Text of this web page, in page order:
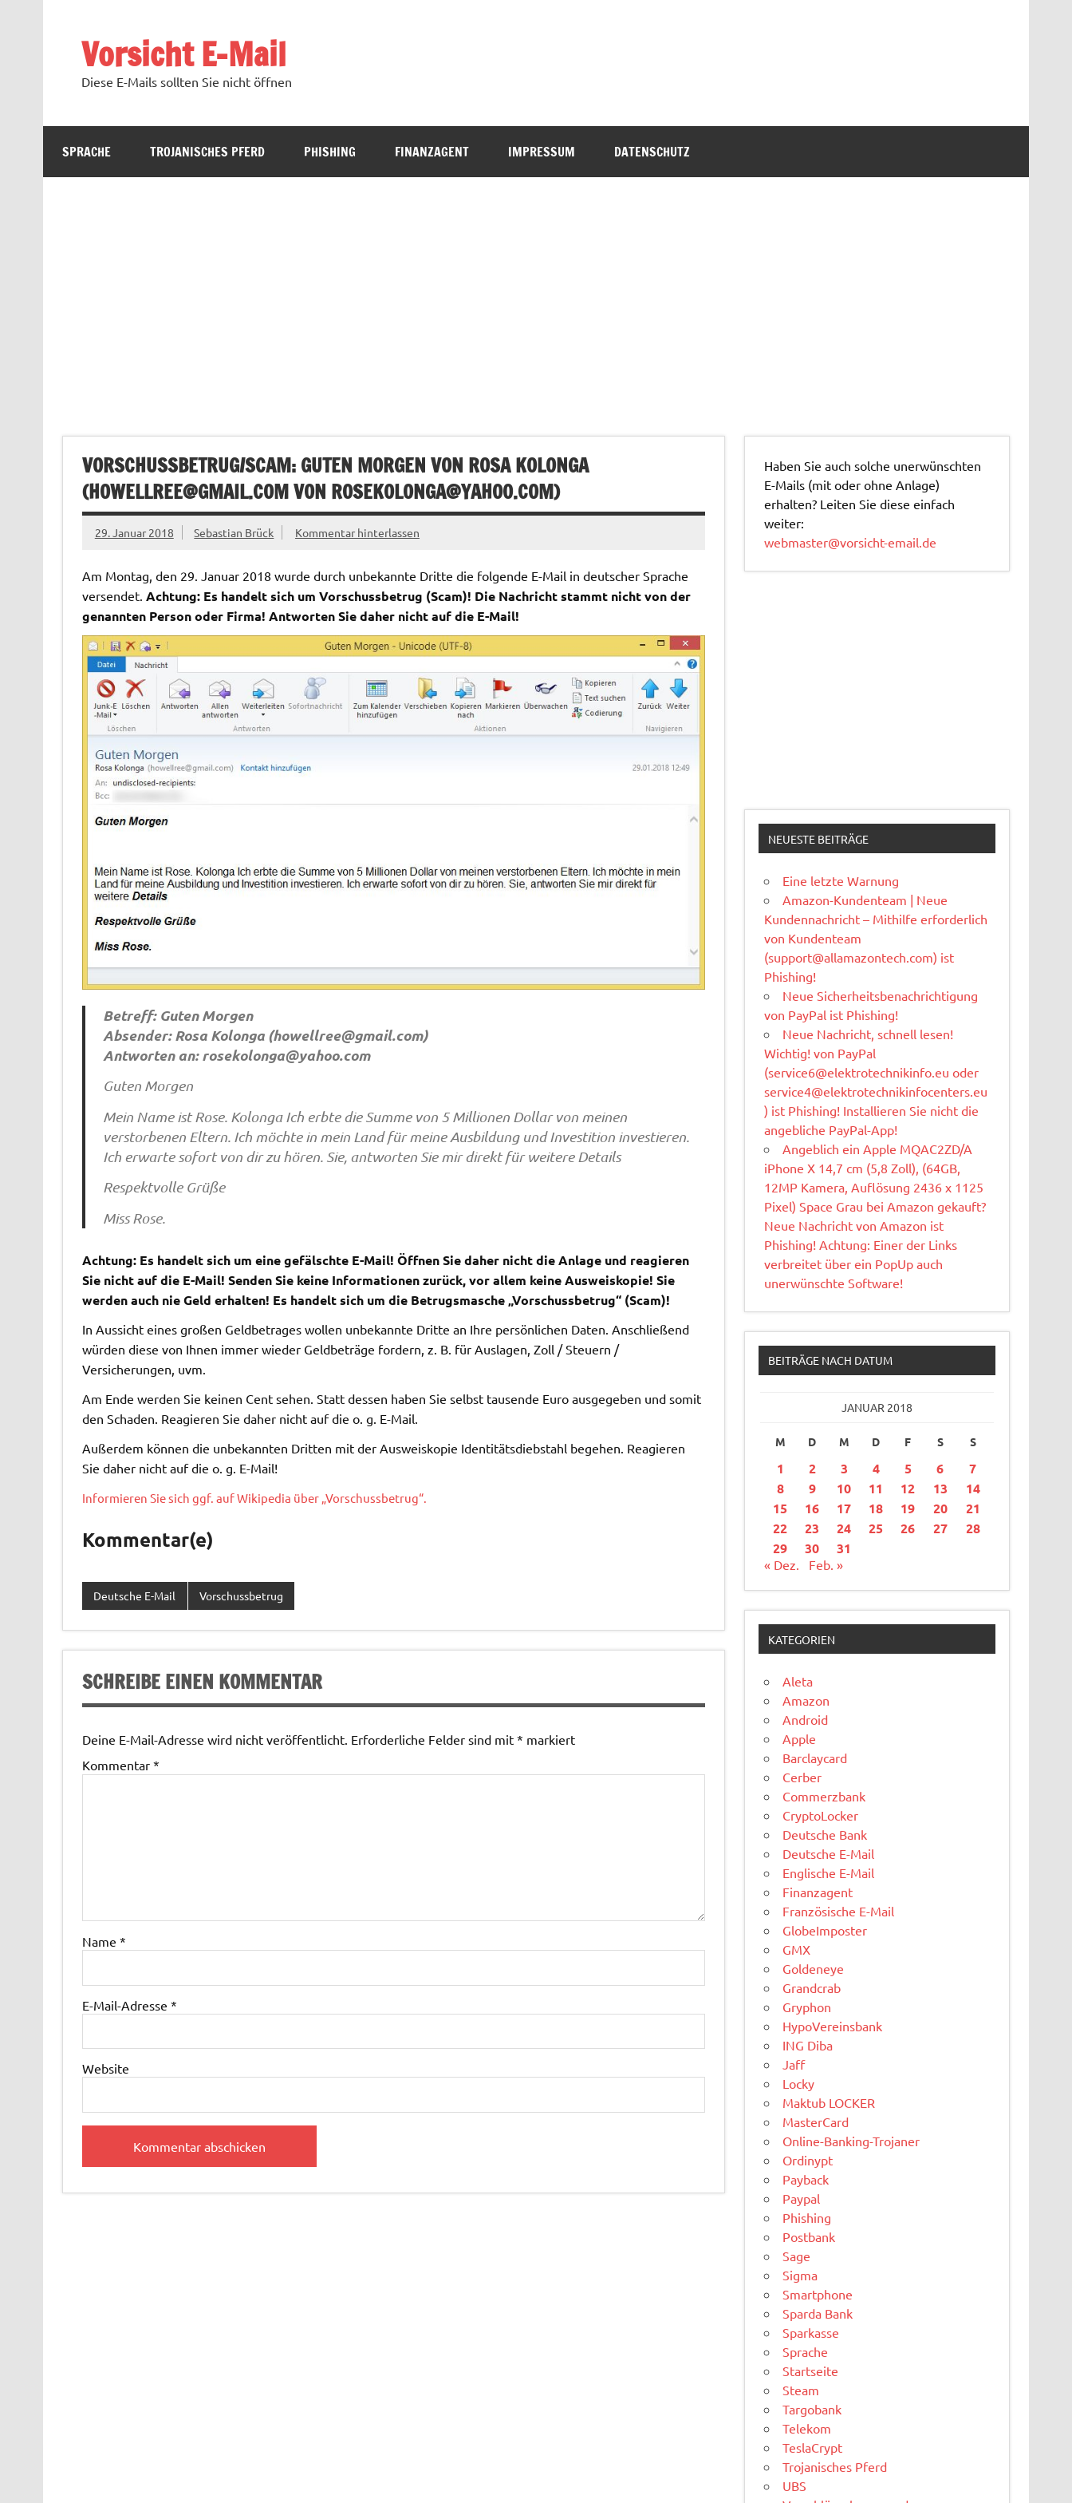
Vorsicht E-Mail
Diese E-Mails sollten Sie nicht öffnen
SPRACHE TROJANISCHES PFERD PHISHING FINANZAGENT IMPRESSUM DATENSCHUTZ
VORSCHUSSBETRUG/SCAM: GUTEN MORGEN VON ROSA KOLONGA
(HOWELLREE@GMAIL.COMVON ROSEKOLONGA@YAHOO.COM)
29. Januar 2018 Sebastian Brück Kommentar hinterlassen
Am Montag, den 29. Januar 2018 wurde durch unbekannte Dritte die folgende E-Mail in deutscher Sprache
versendet. Achtung: Es handelt sich um Vorschussbetrug (Scam)! Die Nachricht stammt nicht von der
genannten Person oder Firma! Antworten Sie daher nicht auf die E-Mail!
Betreff: Guten Morgen
Absender: Rosa Kolonga (howellree@gmail.com)
Antworten an:rosekolonga@yahoo.com
Guten Morgen
Mein Name ist Rose. Kolonga Ich erbte die Summe von 5 Millionen Dollar von meinen
verstorbenen Eltern. Ich möchte in mein Land für meine Ausbildung und Investition investieren.
Ich erwarte sofort von dir zu hören. Sie, antworten Sie mir direkt für weitere Details
Respektvolle Grüße
Miss Rose.
Achtung: Es handelt sich um eine gefälschte E-Mail! Öffnen Sie daher nicht die Anlage und reagieren
Sie nicht auf die E-Mail! Senden Sie keine Informationen zurück, vor allem keine Ausweiskopie! Sie
werden auch nie Geld erhalten! Es handelt sich um die Betrugsmasche „Vorschussbetrug“ (Scam)!
In Aussicht eines großen Geldbetrages wollen unbekannte Dritte an Ihre persönlichen Daten. Anschließend
würden diese von Ihnen immer wieder Geldbeträge fordern, z. B. für Auslagen, Zoll / Steuern /
Versicherungen, uvm.
Am Ende werden Sie keinen Cent sehen. Statt dessen haben Sie selbst tausende Euro ausgegeben und somit
den Schaden. Reagieren Sie daher nicht auf die o. g. E-Mail.
Außerdem können die unbekannten Dritten mit der Ausweiskopie Identitätsdiebstahl begehen. Reagieren
Sie daher nicht auf die o. g. E-Mail!
Informieren Sie sich ggf. auf Wikipedia über „Vorschussbetrug“.
Kommentar(e)
Deutsche E-Mail Vorschussbetrug
SCHREIBE EINEN KOMMENTAR
Deine E-Mail-Adresse wird nicht veröffentlicht. Erforderliche Felder sind mit * markiert
Kommentar *
Name *
E-Mail-Adresse *
Website
Haben Sie auch solche unerwünschten
E-Mails (mit oder ohne Anlage)
erhalten? Leiten Sie diese einfach
weiter:
webmaster@vorsicht-email.de
NEUESTE BEITRÄGE
Eine letzte Warnung
Amazon-Kundenteam | Neue
Kundennachricht – Mithilfe erforderlich
von Kundenteam
(support@allamazontech.com) ist
Phishing!
Neue Sicherheitsbenachrichtigung
von PayPal ist Phishing!
Neue Nachricht, schnell lesen!
Wichtig! von PayPal
(service6@elektrotechnikinfo.eu oder
service4@elektrotechnikinfocenters.eu
) ist Phishing! Installieren Sie nicht die
angebliche PayPal-App!
Angeblich ein Apple MQAC2ZD/A
iPhone X 14,7 cm (5,8 Zoll), (64GB,
12MP Kamera, Auflösung 2436 x 1125
Pixel) Space Grau bei Amazon gekauft?
Neue Nachricht von Amazon ist
Phishing! Achtung: Einer der Links
verbreitet über ein PopUp auch
unerwünschte Software!
BEITRÄGE NACH DATUM
JANUAR 2018
M D M D F S S
1 2 3 4 5 6
7
8
9 10 11 12 13
14
15
16 17 18 19 20
21
22
23 24 25 26 27
28
29
30 31
« Dez. Feb. »
KATEGORIEN
Aleta
Amazon
Android
Apple
Barclaycard
Cerber
Commerzbank
CryptoLocker
Deutsche Bank
Deutsche E-Mail
Englische E-Mail
Finanzagent
Französische E-Mail
GlobeImposter
GMX
Goldeneye
Grandcrab
Gryphon
HypoVereinsbank
ING Diba
Jaff
Locky
Maktub LOCKER
MasterCard
Online-Banking-Trojaner
Ordinypt
Payback
Paypal
Phishing
Postbank
Sage
Sigma
Smartphone
Sparda Bank
Sparkasse
Sprache
Startseite
Steam
Targobank
Telekom
TeslaCrypt
Trojanisches Pferd
UBS